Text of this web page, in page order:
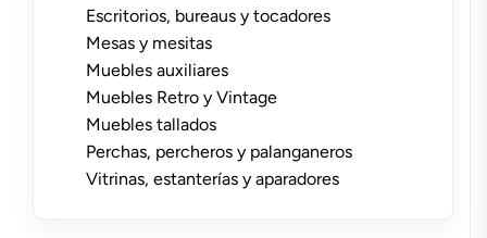
Escritorios, bureaus y tocadores
Mesas y mesitas
Muebles auxiliares
Muebles Retro y Vintage
Muebles tallados
Perchas, percheros y palanganeros
Vitrinas, estanterías y aparadores